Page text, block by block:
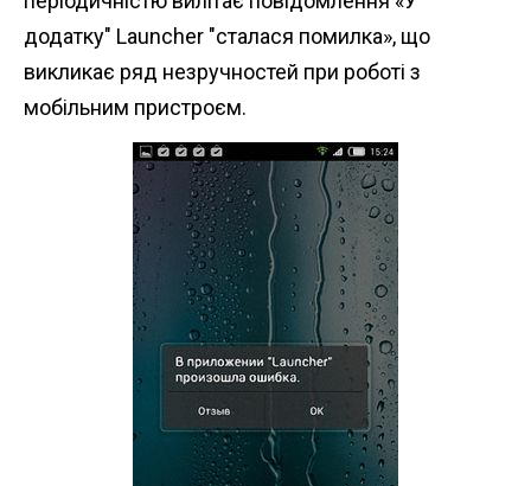
додатку" Launcher "сталася помилка», що
викликає ряд незручностей при роботі з
мобільним пристроєм.